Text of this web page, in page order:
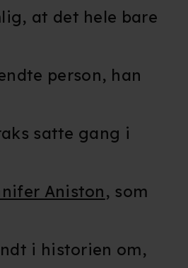
at det hele bare
person, han
satte gang i
Aniston, som
i historien om,